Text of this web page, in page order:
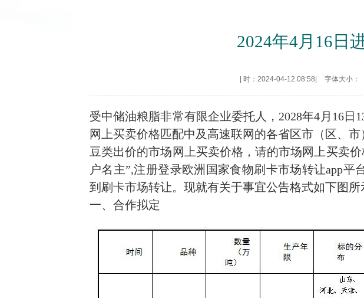
2024年4月16日
时：2024-04-12 08:58 字体大小：
受中储油粮脂非常有限企业委托人，2028年4 月 16日
网上买卖价格匹配中及高速联网的各省区市（区、
豆类出价的市场网上买卖价格，请的市场网上买卖
户名主”,注册登录欧洲国家食物刷卡市场转让app
到刷卡市场转让。现就有关于事宜公告格式如下图所
一、合作拟定